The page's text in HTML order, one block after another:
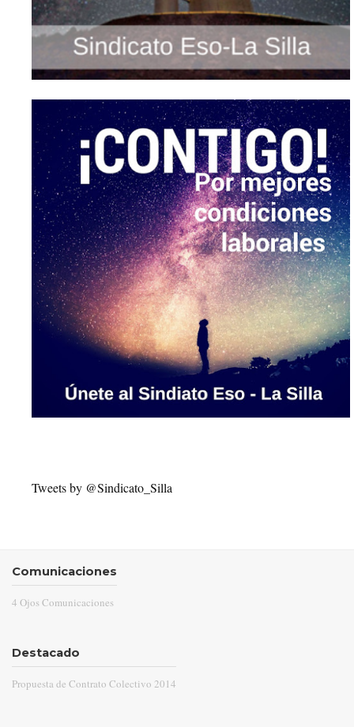
Tweets by @Sindicato_Silla
Comunicaciones
4 Ojos Comunicaciones
Destacado
Propuesta de Contrato Colectivo 2014